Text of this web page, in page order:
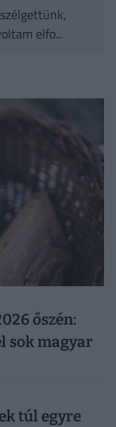
elfo...
őszén:
sok magyar
túl egyre